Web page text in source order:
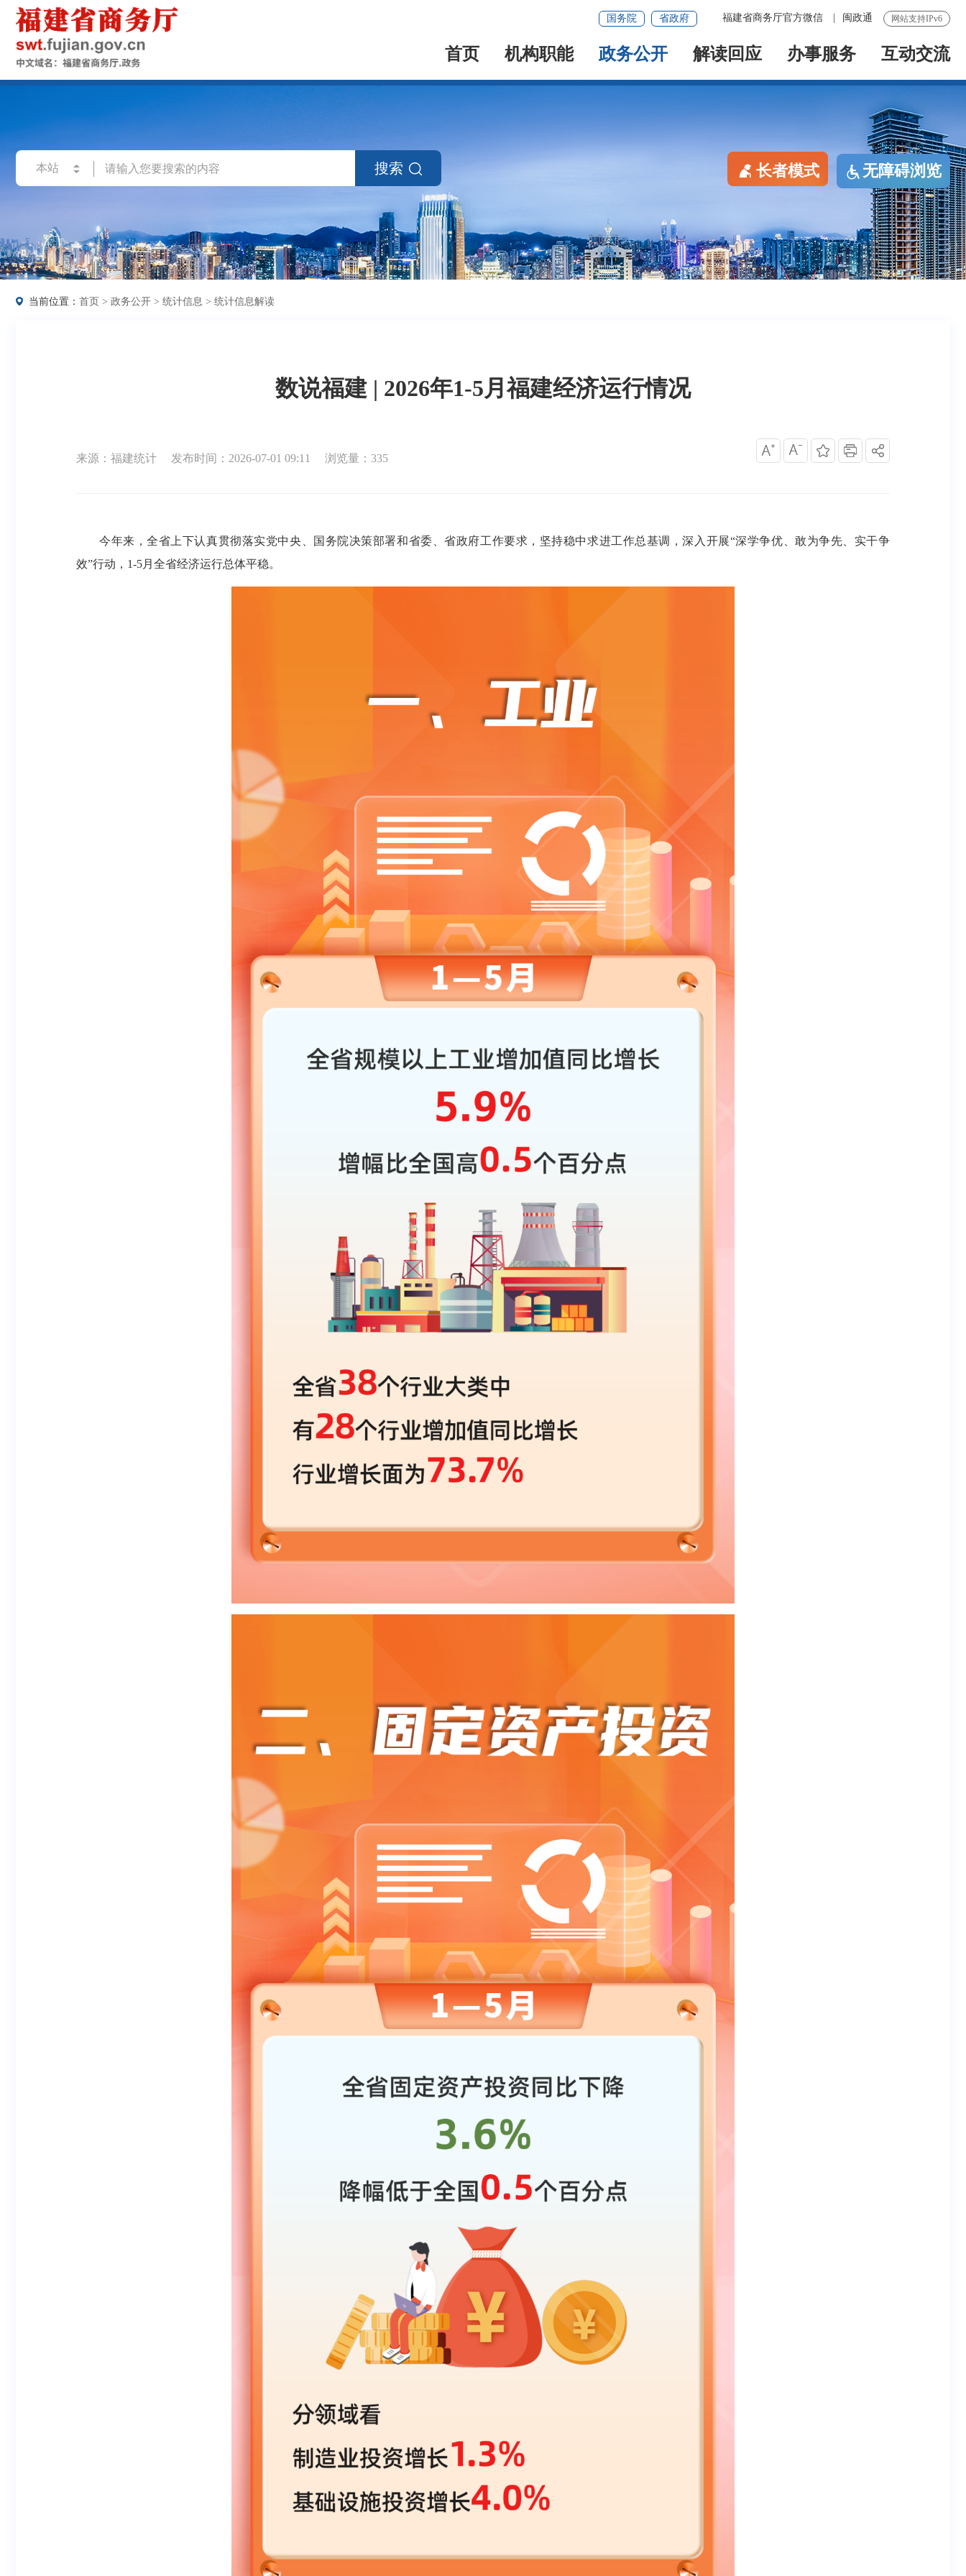
网站支持IPv6
福建省商务厅官方微信 闽政通
国务院 省政府
首页 机构职能 政务公开 解读回应 办事服务 互动交流
搜索 长者模式 无障碍浏览
当前位置： 首页 > 政务公开 > 统计信息 > 统计信息解读
数说福建 | 2026年1-5月福建经济运行情况
来源：福建统计 发布时间：2026-07-01 09:11 浏览量：335
今年来，全省上下认真贯彻落实党中央、国务院决策部署和省委、省政府工作要求，坚持稳中求进工作总基调，深入开展“深学争优、敢为争先、实干争
效”行动，1-5月全省经济运行总体平稳。